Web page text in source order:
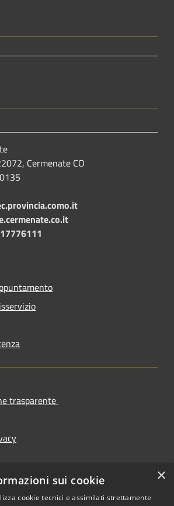
Cermenate CO
trasparente
accessibilità
×
sui cookie
cookie tecnici e assimilati strettamente